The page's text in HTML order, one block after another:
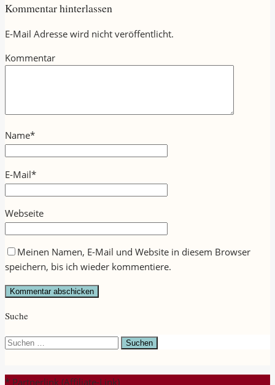
Kommentar hinterlassen
E-Mail Adresse wird nicht veröffentlicht.
Kommentar
Name*
E-Mail*
Webseite
Meinen Namen, E-Mail und Website in diesem Browser
speichern, bis ich wieder kommentiere.
Suche
Suchen
* Partnerlink (Affiliate-Link)